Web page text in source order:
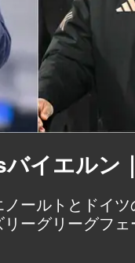
イエルン
ールトとドイツ
ーグリーグフ